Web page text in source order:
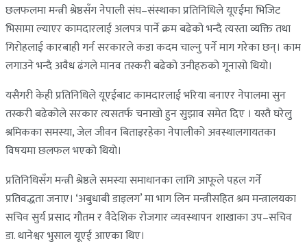
छलफलमा मन्त्री श्रेष्ठसँग नेपाली संघ–संस्थाका प्रतिनिधिले यूएईमा भिजिट
भिसामा ल्याएर कामदारलाई अलपत्र पार्ने क्रम बढेको भन्दै त्यस्ता व्यक्ति तथा
गिरोहलाई कारबाही गर्न सरकारले कडा कदम चाल्नु पर्ने माग गरेका छन्। काम
लगाउने भन्दै अवैध ढंगले मानव तस्करी बढेको उनीहरुको गूनासो थियो।
यसैगरी केही प्रतिनिधिले यूएईबाट कामदारलाई भरिया बनाएर नेपालमा सुन
तस्करी बढेकोले सरकार त्यसतर्फ चनाखो हुन सुझाव समेत दिए । यस्तै घरेलु
श्रमिकका समस्या, जेल जीवन बिताइरहेका नेपालीको अवस्थालगायतका
विषयमा छलफल भएको थियो।
प्रतिनिधिसँग मन्त्री श्रेष्ठले समस्या समाधानका लागि आफूले पहल गर्ने
प्रतिवद्धता जनाए। ‘अबुधाबी डाइलग’ मा भाग लिन मन्त्रीसहित श्रम मन्त्रालयका
सचिव सुर्य प्रसाद गौतम र वैदेशिक रोजगार व्यवस्थापन शाखाका उप–सचिव
डा. थानेश्वर भुसाल यूएई आएका थिए।